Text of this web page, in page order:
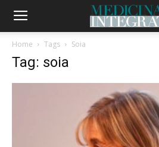
Home Tags Soia
Tag: soia